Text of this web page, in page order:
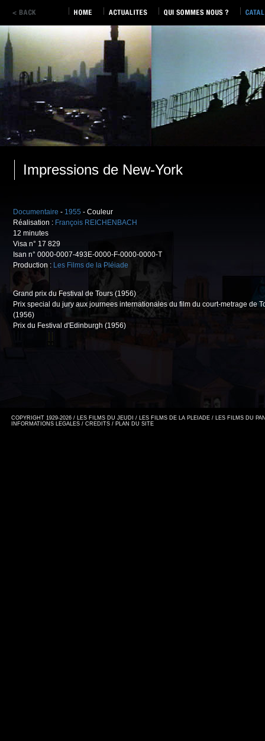
Impressions de New-York
Documentaire - 1955 - Couleur
Réalisation : François REICHENBACH
12 minutes
Visa n° 17 829
Isan n° 0000-0007-493E-0000-F-0000-0000-T
Production : Les Films de la Pléiade
Grand prix du Festival de Tours (1956)
Prix special du jury aux journees internationales du film du court-metrage de
(1956)
Prix du Festival d'Edinburgh (1956)
COPYRIGHT 1929-2026 / LES FILMS DU JEUDI / LES FILMS DE LA PLEIADE / LES FILMS DU
INFORMATIONS LEGALES / CREDITS / PLAN DU SITE